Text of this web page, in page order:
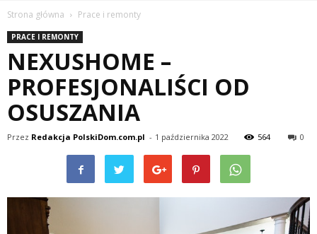
Strona główna Prace i remonty
PRACE I REMONTY
NEXUSHOME –
PROFESJONALIŚCI OD
OSUSZANIA
Przez Redakcja PolskiDom.com.pl - 1 października 2022 564 0